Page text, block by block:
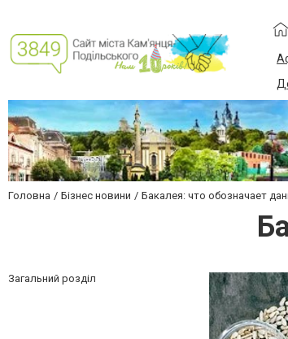
Головна Бізнес новини Бакалея: что обозначает
Загальний розділ